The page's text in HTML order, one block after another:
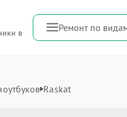
в
Ремонт по
Raskat